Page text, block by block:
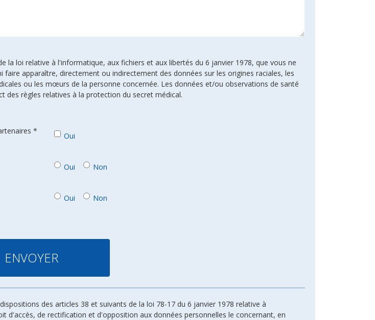
la loi relative à l'informatique, aux fichiers et aux libertés du 6 janvier 1978, que vous ne
apparaître, directement ou indirectement des données sur les origines raciales, les
ou les mœurs de la personne concernée. Les données et/ou observations de santé
des règles relatives à la protection du secret médical.
*
Oui
Oui Non
Oui Non
des articles 38 et suivants de la loi 78-17 du 6 janvier 1978 relative à
de rectification et d'opposition aux données personnelles le concernant, en